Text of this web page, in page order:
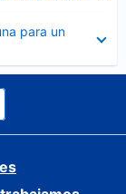
para un